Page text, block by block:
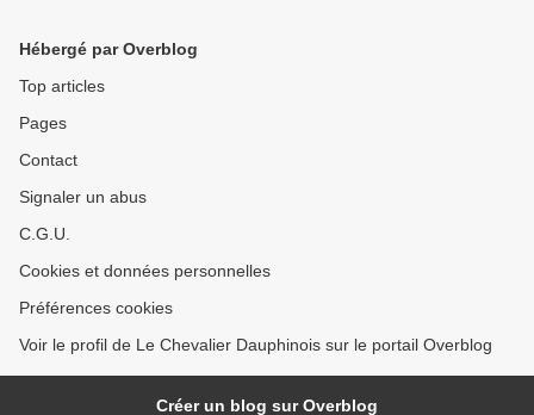
Hébergé par Overblog
Top articles
Pages
Contact
Signaler un abus
C.G.U.
Cookies et données personnelles
Préférences cookies
Voir le profil de Le Chevalier Dauphinois sur le portail Overblog
Créer un blog sur Overblog